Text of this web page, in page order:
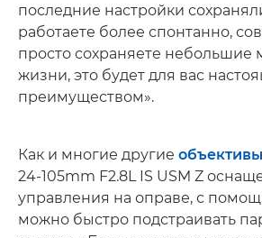
последние настройки
работаете более спонтанно,
просто сохраняете небольшие
жизни, это будет для вас
преимуществом».
Как и многие другие
24-105mm F2.8L IS USM Z
управления на оправе, с
можно быстро подстраивать